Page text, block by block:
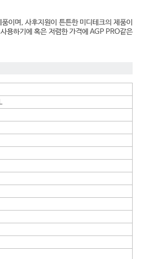
이며, 사후지원이 튼튼한 미디테크의 제품이
용하기에 혹은 저렴한 가격에 AGP PRO같은